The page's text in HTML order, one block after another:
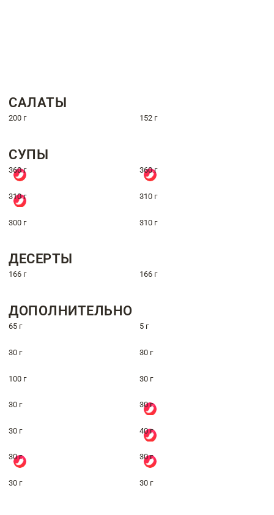
САЛАТЫ
200 г 152 г
СУПЫ
360 г 360 г
310 г 310 г
300 г 310 г
ДЕСЕРТЫ
166 г 166 г
ДОПОЛНИТЕЛЬНО
65 г 5 г
30 г 30 г
100 г 30 г
30 г 30 г
30 г 40 г
30 г 30 г
30 г 30 г